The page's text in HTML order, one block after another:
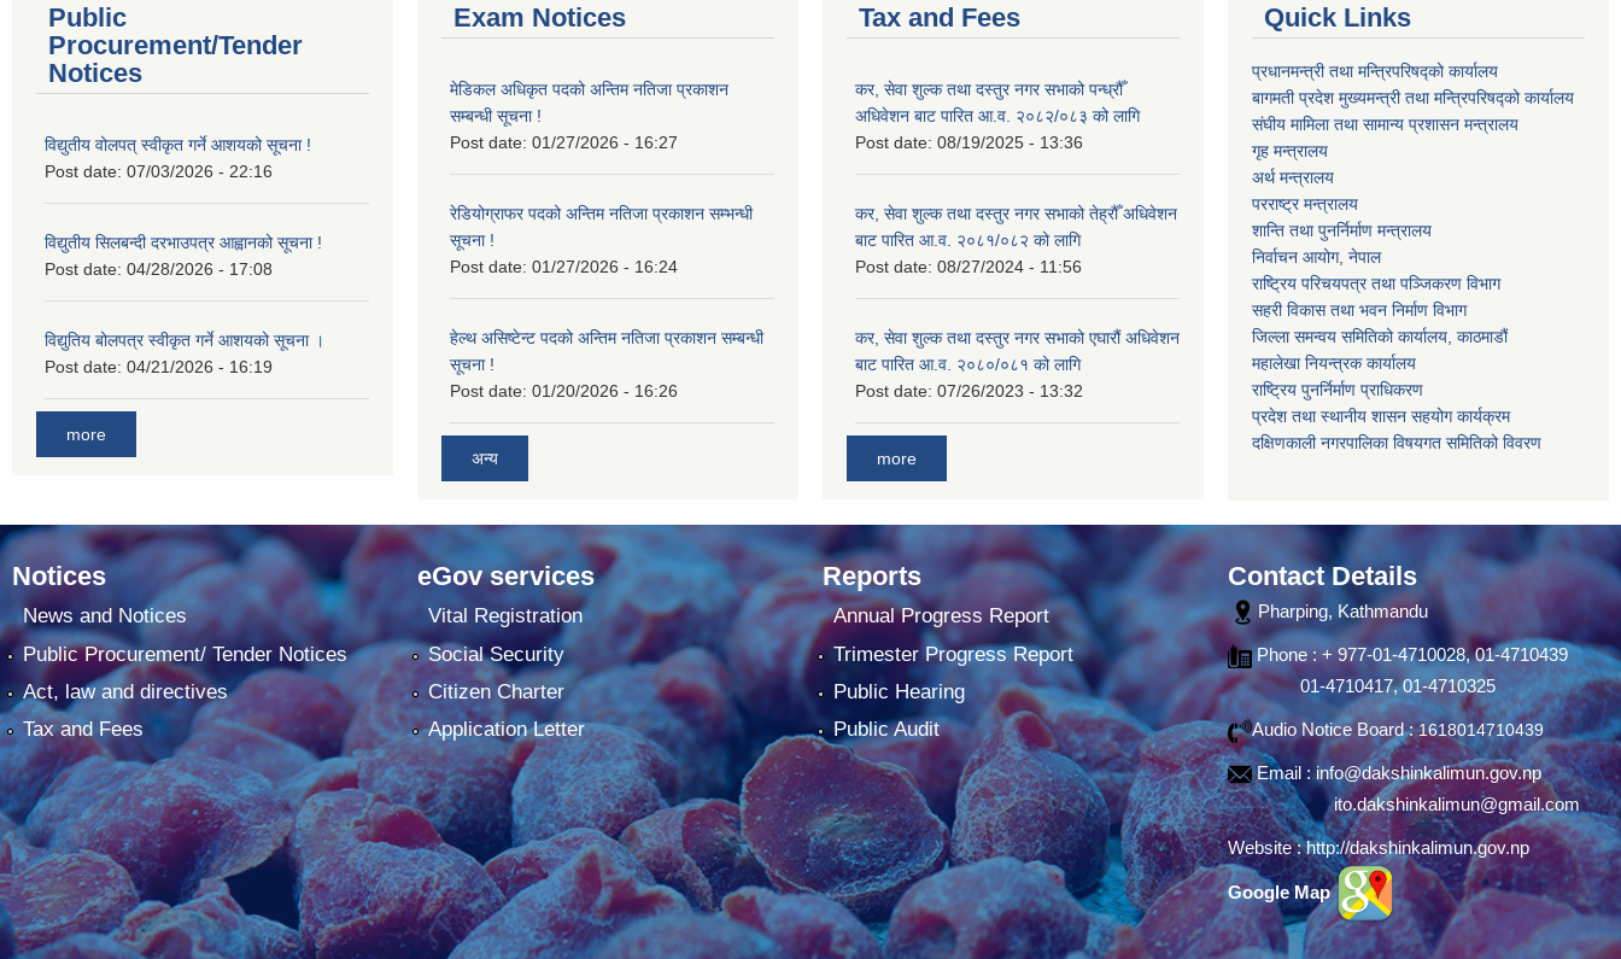
Public
Procurement/Tender
Notices
विद्युतीय वोलपत् स्वीकृत गर्ने आशयको सूचना !
Post date: 07/03/2026 - 22:16
विद्युतीय सिलबन्दी दरभाउपत्र आह्वानको सूचना !
Post date: 04/28/2026 - 17:08
विद्युतिय बोलपत्र स्वीकृत गर्ने आशयको सूचना ।
Post date: 04/21/2026 - 16:19
more
Exam Notices
मेडिकल अधिकृत पदको अन्तिम नतिजा प्रकाशन
सम्बन्धी सूचना !
Post date: 01/27/2026 - 16:27
रेडियोग्राफर पदको अन्तिम नतिजा प्रकाशन सम्भन्धी
सूचना !
Post date: 01/27/2026 - 16:24
हेल्थ असिष्टेन्ट पदको अन्तिम नतिजा प्रकाशन सम्बन्धी
सूचना !
Post date: 01/20/2026 - 16:26
अन्य
Tax and Fees
कर, सेवा शुल्क तथा दस्तुर नगर सभाको पन्ध्रौँ
अधिवेशन बाट पारित आ.व. २०८२/०८३ को लागि
Post date: 08/19/2025 - 13:36
कर, सेवा शुल्क तथा दस्तुर नगर सभाको तेह्रौँ अधिवेशन
बाट पारित आ.व. २०८१/०८२ को लागि
Post date: 08/27/2024 - 11:56
कर, सेवा शुल्क तथा दस्तुर नगर सभाको एघारौं अधिवेशन
बाट पारित आ.व. २०८०/०८१ को लागि
Post date: 07/26/2023 - 13:32
more
Quick Links
प्रधानमन्त्री तथा मन्त्रिपरिषद्को कार्यालय
बागमती प्रदेश मुख्यमन्त्री तथा मन्त्रिपरिषद्को कार्यालय
संघीय मामिला तथा सामान्य प्रशासन मन्त्रालय
गृह मन्त्रालय
अर्थ मन्त्रालय
परराष्ट्र मन्त्रालय
शान्ति तथा पुनर्निर्माण मन्त्रालय
निर्वाचन आयोग, नेपाल
राष्ट्रिय परिचयपत्र तथा पञ्जिकरण विभाग
सहरी विकास तथा भवन निर्माण विभाग
जिल्ला समन्वय समितिको कार्यालय, काठमाडौं
महालेखा नियन्त्रक कार्यालय
राष्ट्रिय पुनर्निर्माण प्राधिकरण
प्रदेश तथा स्थानीय शासन सहयोग कार्यक्रम
दक्षिणकाली नगरपालिका विषयगत समितिको विवरण
Notices
News and Notices
Public Procurement/ Tender Notices
Act, law and directives
Tax and Fees
eGov services
Vital Registration
Social Security
Citizen Charter
Application Letter
Reports
Annual Progress Report
Trimester Progress Report
Public Hearing
Public Audit
Contact Details
Pharping, Kathmandu
Phone : + 977-01-4710028, 01-4710439
01-4710417, 01-4710325
Audio Notice Board :1618014710439
Email :info@dakshinkalimun.gov.np
ito.dakshinkalimun@gmail.com
Website :http://dakshinkalimun.gov.np
Google Map